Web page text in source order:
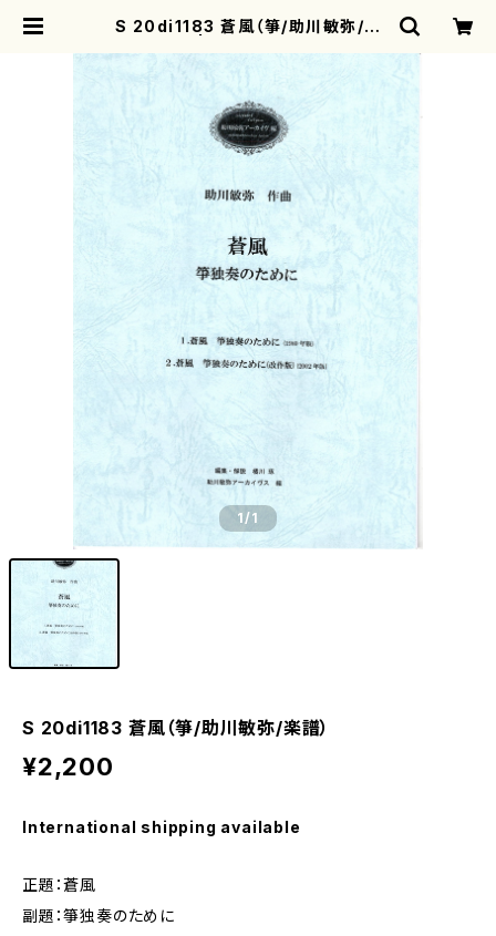
S 20di1183 蒼風（箏/助川敏弥/楽
1/1
S 20di1183 蒼風（箏/助川敏弥/楽譜）
¥2,200
International shipping available
正題：蒼風
副題：箏独奏のために